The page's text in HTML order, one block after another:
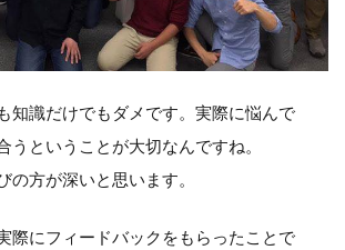
知識だけでもダメです。実際に悩んで
うということが大切なんですね。
の方が深いと思います。
際にフィードバックをもらったことで